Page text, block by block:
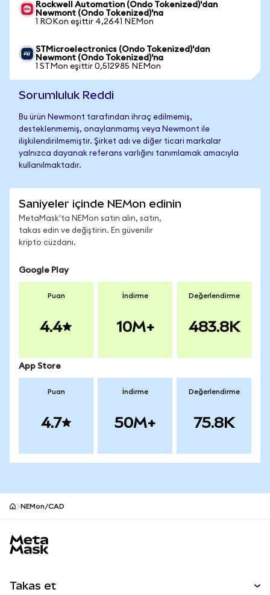
Rockwell Automation (Ondo Tokenized)'dan
Newmont (Ondo Tokenized)'na
1 ROKon eşittir 4,2641 NEMon
STMicroelectronics (Ondo Tokenized)'dan
Newmont (Ondo Tokenized)'na
1 STMon eşittir 0,512985 NEMon
Sorumluluk Reddi
Bu ürün Newmont tarafından ihraç edilmemiş,
desteklenmemiş, onaylanmamış veya Newmont ile
ilişkilendirilmemiştir. Şirket adı ve diğer ticari markalar
yalnızca dayanak referans varlığını tanımlamak amacıyla
kullanılmaktadır.
Saniyeler içinde NEMon edinin
MetaMask'ta NEMon satın alın, satın,
takas edin ve değiştirin. En güvenilir
kripto cüzdanı.
Google Play
Puan
4.4
İndirme
10M+
Değerlendirme
483.8K
App Store
Puan
4.7
İndirme
50M+
Değerlendirme
75.8K
NEMon/CAD
Takas et